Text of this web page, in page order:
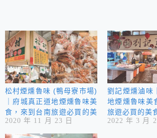
松村煙燻魯味 (鴨母寮市場)
｜府城真正道地煙燻魯味美
食，來到台南旅遊必買的美
食！
2020 年 11 月 23 日
劉記煙燻滷味
地煙燻魯味美
旅遊必買的美
2022 年 3 月